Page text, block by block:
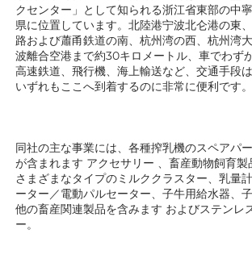
クセンター」として知られる浙江省東部の中
県に位置しています。北陸港宁波北仑港の東
路および蕭甬鉄道の南、杭州湾の西、杭州湾
波離合空港まで約30キロメートル、車でわず
高速鉄道、飛行機、海上輸送など、交通手段は
いずれもここへ到着するのに非常に便利です。
同社の主な事業には、各種搾乳機のスペアパ
が含まれます アクセサリー 、畜産動物飼育製
さまざまなタイプのミルククラスター、乳量
ーター／電動パルセーター、子牛用給水器、
他の畜産関連製品を含みます およびステンレ
ー。